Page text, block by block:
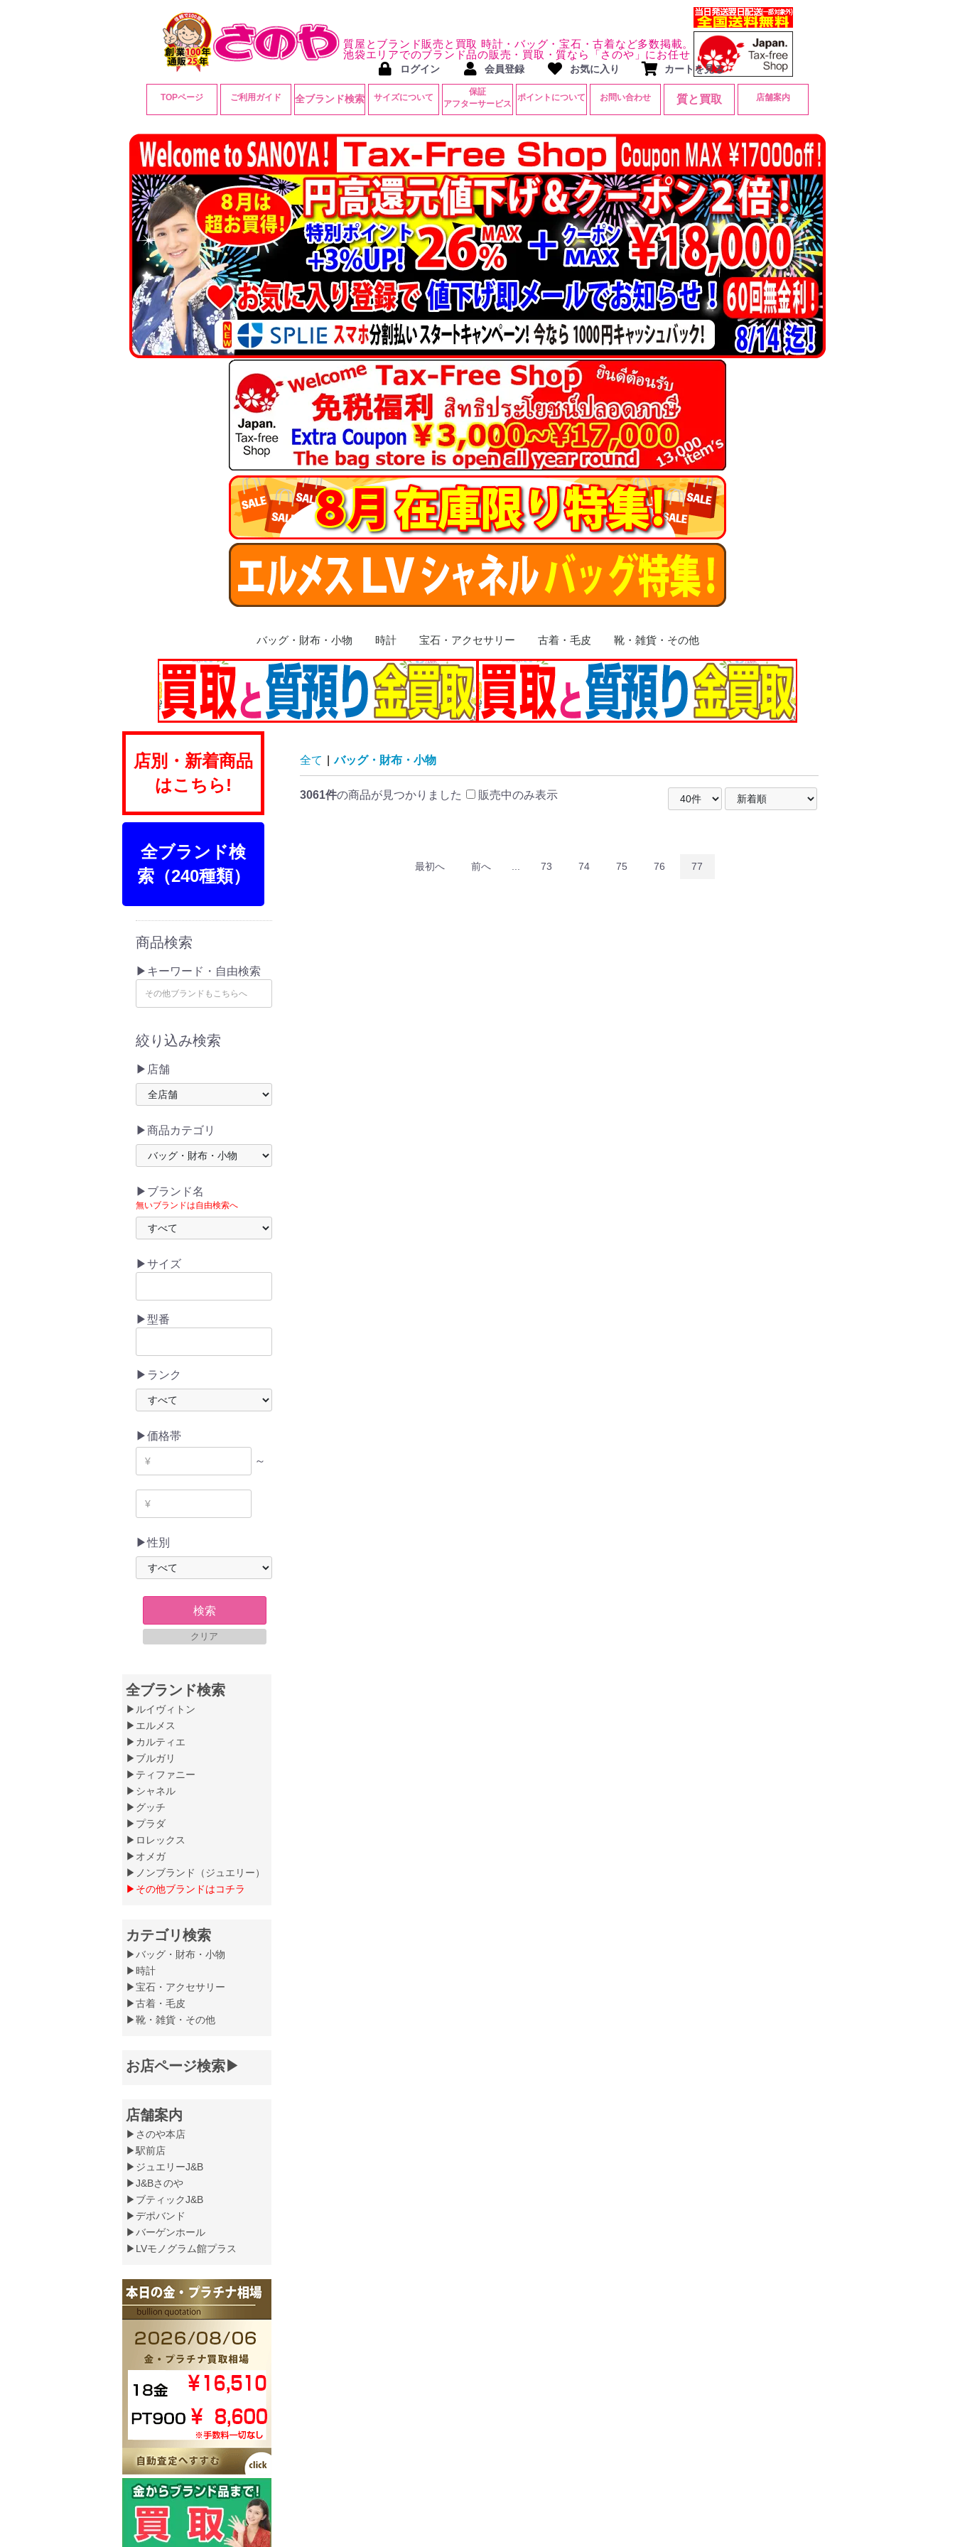
質屋とブランド販売と買取 時計・バッグ・宝石・古着など多数掲載。
池袋エリアでのブランド品の販売・買取・質なら「さのや」にお任せ
ログイン 会員登録 お気に入り カートを見る
TOPページ ご利用ガイド 全ブランド検索 サイズについて
保証
アフターサービス
ポイントについて お問い合わせ 質と買取 店舗案内
バッグ・財布・小物
ショルダー
ハンド
ボストン
トート
リュック
ビジネス
トランク
ポーチ
財布
時計 宝石・アクセサリー
リング
イヤリング
ネックレス
ブレスレット・バングル
ピアス
トップ
ブローチ
その他
古着・毛皮
トップス
ジャケット
ワンピース
コート
スーツ
スカート
ボトムス
毛皮
その他
靴・雑貨・その他
靴
手袋
帽子
サングラス
ライター
ネクタイ
ベルト
マフラー系
キーホルダー
食器・陶器
版画
その他
店別・新着商品
はこちら!
全ブランド検
索（240種類）
商品検索
▶キーワード・自由検索
絞り込み検索
▶店舗
▶商品カテゴリ
▶ブランド名
無いブランドは自由検索へ
▶サイズ
▶型番
▶ランク
▶価格帯
～
▶性別
検索
クリア
全ブランド検索
▶ルイヴィトン
▶エルメス
▶カルティエ
▶ブルガリ
▶ティファニー
▶シャネル
▶グッチ
▶プラダ
▶ロレックス
▶オメガ
▶ノンブランド（ジュエリー）
▶その他ブランドはコチラ
カテゴリ検索
▶バッグ・財布・小物
▶時計
▶宝石・アクセサリー
▶古着・毛皮
▶靴・雑貨・その他
お店ページ検索▶
店舗案内
▶さのや本店
▶駅前店
▶ジュエリーJ&B
▶J&Bさのや
▶ブティックJ&B
▶デポバンド
▶バーゲンホール
▶LVモノグラム館プラス
全て バッグ・財布・小物
3061件の商品が見つかりました 販売中のみ表示
最初へ 前へ ... 73 74 75 76 77